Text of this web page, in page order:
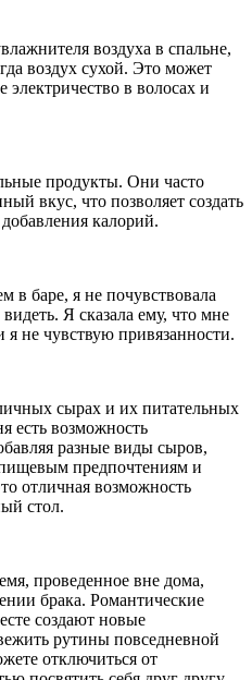
воздуха в спальне,
воздух сухой. Это может
электричество в волосах и
продукты. Они часто
вкус, что позволяет создать
калорий.
в баре, я не почувствовала
Я сказала ему, что мне
не чувствую привязанности.
сырах и их питательных
есть возможность
разные виды сыров,
предпочтениям и
отличная возможность
стол.
проведенное вне дома,
брака. Романтические
создают новые
рутины повседневной
отключиться от